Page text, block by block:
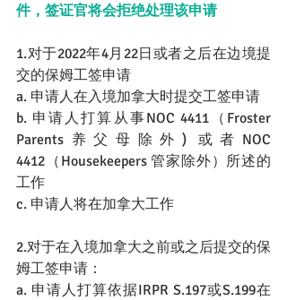
件，签证官将会拒绝处理该申请
1.对于2022年4月22日或者之后在边境提
交的保姆工签申请
a. 申请人在入境加拿大时提交工签申请
b. 申请人打算从事NOC 4411（Froster
Parents养父母除外) 或者NOC
4412（Housekeepers 管家除外）所述的
工作
c. 申请人将在加拿大工作
2.对于在入境加拿大之前或之后提交的保
姆工签申请：
a. 申请人打算依据IRPR S.197或S.199在